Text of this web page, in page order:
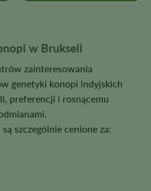
w Brukseli
zainteresowania
genetyki konopi indyjskich
preferencji i rosnącemu
szczególnie cenione za: